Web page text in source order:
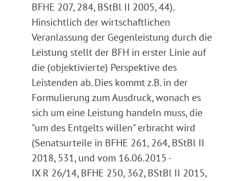
BFHE 207, 284, BStBl II 2005, 44).
Hinsichtlich der wirtschaftlichen
Veranlassung der Gegenleistung durch die
Leistung stellt der BFH in erster Linie auf
die (objektivierte) Perspektive des
Leistenden ab. Dies kommt z.B. in der
Formulierung zum Ausdruck, wonach es
sich um eine Leistung handeln muss, die
"um des Entgelts willen" erbracht wird
(Senatsurteile in BFHE 261, 264, BStBl II
2018, 531, und vom 16.06.2015 -
IX R 26/14, BFHE 250, 362, BStBl II 2015,